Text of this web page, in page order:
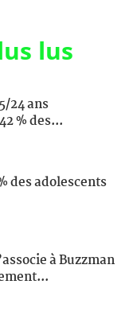
lus
24 ans
% des...
des adolescents
à Buzzman